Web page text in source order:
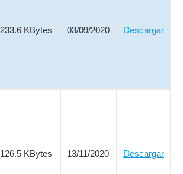
233.6 KBytes 03/09/2020 Descargar
126.5 KBytes 13/11/2020 Descargar